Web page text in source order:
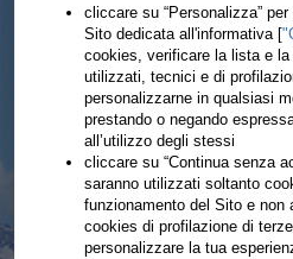
cliccare su “Personalizza”
Sito dedicata all'informativa [
cookies, verificare la lista e
utilizzati, tecnici e di
personalizzarne in qualsiasi
prestando o negando
all’utilizzo degli stessi
cliccare su “Continua senza
saranno utilizzati soltanto
funzionamento del Sito e non
cookies di profilazione di
personalizzare la tua